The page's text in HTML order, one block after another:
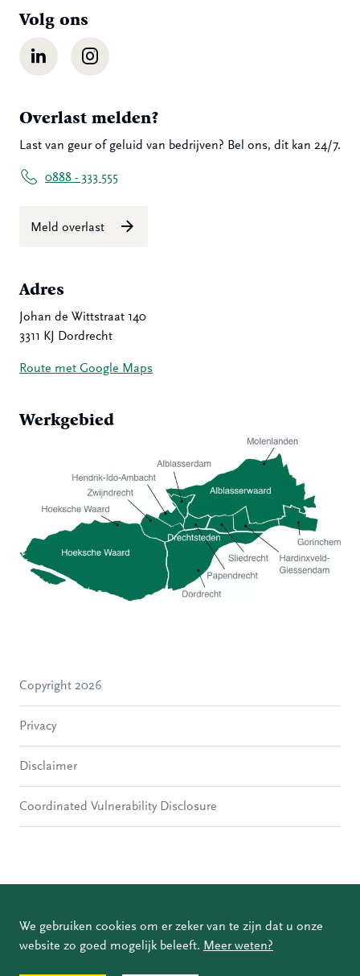
We gebruiken cookies om er zeker van te zijn dat u onze
website zo goed mogelijk beleeft. Meer weten?
Volg ons
LinkedIn Instagram
Overlast melden?
Last van geur of geluid van bedrijven? Bel ons, dit kan 24/7.
0888 - 333 555
Meld overlast
Adres
Johan de Wittstraat 140
3311 KJ Dordrecht
Route met Google Maps
Werkgebied
Molenlanden
Papendrecht
Hardinxveld-Giessendam
Copyright 2026
Privacy
Disclaimer
Coordinated Vulnerability Disclosure